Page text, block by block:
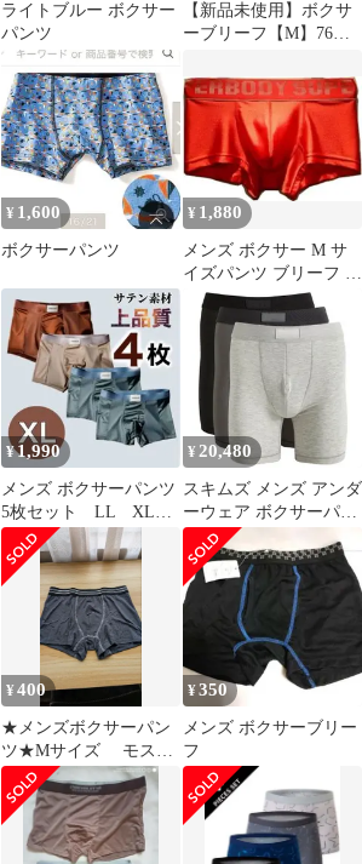
ライトブルー ボクサー
パンツ
【新品未使用】ボクサ
ーブリーフ【M】76～
¥ 1,600
ボクサーパンツ
¥ 1,880
メンズ ボクサー M サ
イズパンツ ブリーフ シ
ルキー 絹のよう
¥1,990
メンズ ボクサーパンツ
5枚セット LL XL
グリーン ブラウン
無地 光沢
¥ 20,480
スキムズ メンズ アンダ
ーウェア ボクサーパン
ツ コットン SKIMS
Cotton Boxer Brief 5
3Pack Heather Multi ヘ
ザー
¥400
★メンズボクサーパン
ツ★Mサイズ モスグ
リーン 新品
¥350
メンズ ボクサーブリー
フ